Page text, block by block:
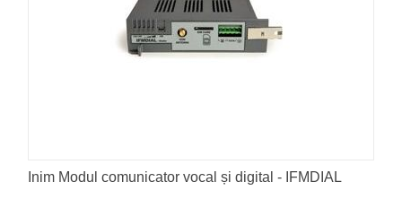
Inim Modul comunicator vocal și digital - IFMDIAL